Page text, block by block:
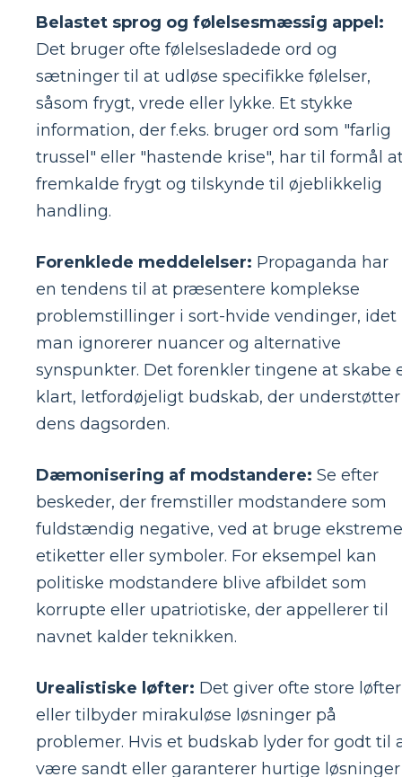
Belastet sprog og følelsesmæssig appel:
Det bruger ofte følelsesladede ord og
sætninger til at udløse specifikke følelser,
såsom frygt, vrede eller lykke. Et stykke
information, der f.eks. bruger ord som "farlig
trussel" eller "hastende krise", har til formål
fremkalde frygt og tilskynde til øjeblikkelig
handling.
Forenklede meddelelser: Propaganda har
en tendens til at præsentere komplekse
problemstillinger i sort-hvide vendinger, idet
man ignorerer nuancer og alternative
synspunkter. Det forenkler tingene at skabe
klart, letfordøjeligt budskab, der understøtter
dens dagsorden.
Dæmonisering af modstandere: Se efter
beskeder, der fremstiller modstandere som
fuldstændig negative, ved at bruge ekstreme
etiketter eller symboler. For eksempel kan
politiske modstandere blive afbildet som
korrupte eller upatriotiske, der appellerer til
navnet kalder teknikken.
Urealistiske løfter: Det giver ofte store løfter
eller tilbyder mirakuløse løsninger på
problemer. Hvis et budskab lyder for godt til
være sandt eller garanterer hurtige løsninger